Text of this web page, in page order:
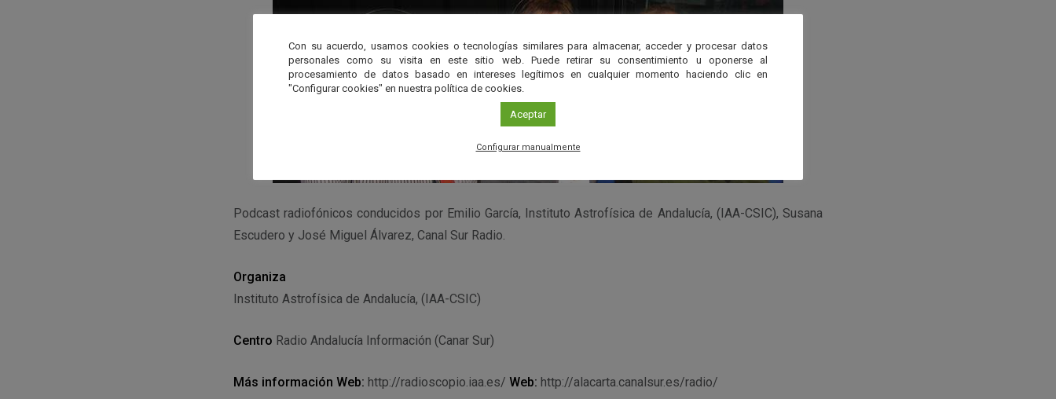
Podcast radiofónicos conducidos por Emilio García, Instituto Astrofísica de Andalucía, (IAA-CSIC), Susana
Escudero y José Miguel Álvarez, Canal Sur Radio.
Organiza
Instituto Astrofísica de Andalucía, (IAA-CSIC)
Centro Radio Andalucía Información (Canar Sur)
Más información Web: http://radioscopio.iaa.es/ Web: http://alacarta.canalsur.es/radio/
Con su acuerdo, usamos cookies o tecnologías similares para almacenar, acceder y procesar datos
personales como su visita en este sitio web. Puede retirar su consentimiento u oponerse al
procesamiento de datos basado en intereses legítimos en cualquier momento haciendo clic en
"Configurar cookies" en nuestra política de cookies.
Aceptar
Configurar manualmente